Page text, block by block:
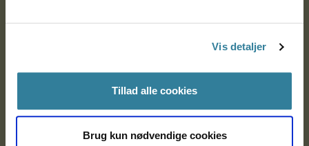
Vis detaljer
Tillad alle cookies
Brug kun nødvendige cookies
Ankestyrelsen